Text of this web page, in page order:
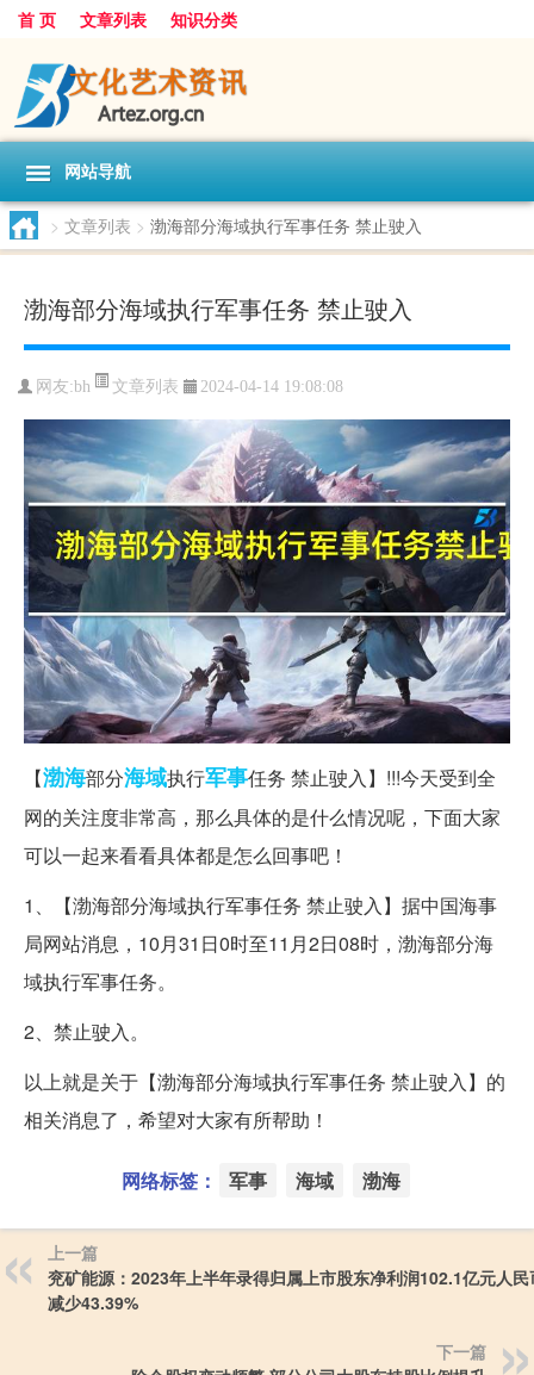
首 页 文章列表 知识分类
网站导航
> 文章列表 > 渤海部分海域执行军事任务 禁止驶入
渤海部分海域执行军事任务 禁止驶入
网友:bh 文章列表 2024-04-14 19:08:08
【渤海部分海域执行军事任务 禁止驶入】!!!今天受到全
网的关注度非常高，那么具体的是什么情况呢，下面大家
可以一起来看看具体都是怎么回事吧！
1、【渤海部分海域执行军事任务 禁止驶入】据中国海事
局网站消息，10月31日0时至11月2日08时，渤海部分海
域执行军事任务。
2、禁止驶入。
以上就是关于【渤海部分海域执行军事任务 禁止驶入】的
相关消息了，希望对大家有所帮助！
网络标签： 军事 海域 渤海
上一篇
兖矿能源：2023年上半年录得归属上市股东净利润102.1亿元人民
减少43.39%
下一篇